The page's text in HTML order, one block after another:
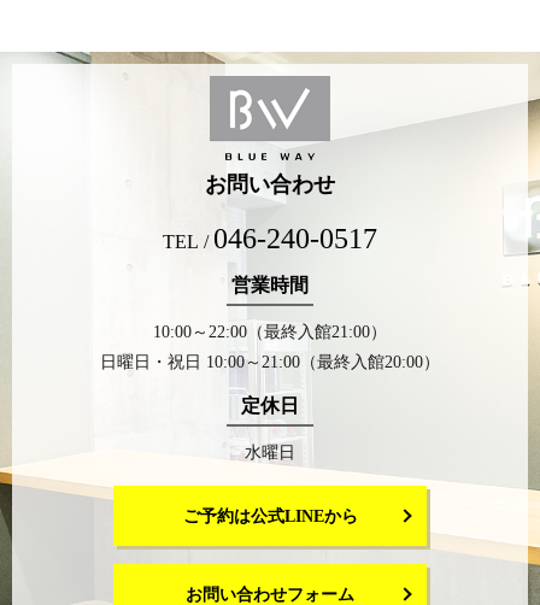
お問い合わせ
TEL / 046-240-0517
営業時間
10:00～22:00（最終入館21:00）
日曜日・祝日 10:00～21:00（最終入館20:00）
定休日
水曜日
ご予約は公式LINEから
お問い合わせフォーム